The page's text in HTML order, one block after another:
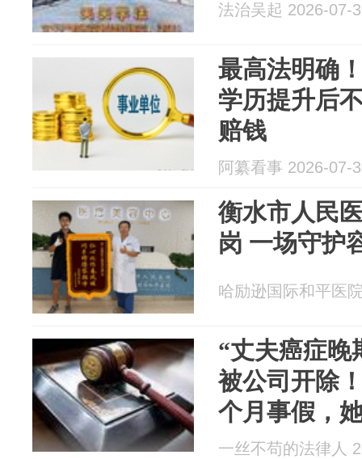
法治吴起 2026-07-
最高法明确
学历提升后
赔钱
阿纂看事 2026-07-
衡水市人民
岗 一场守护
哈励逊国际和平医
“丈夫癌症晚
被公司开除
个月事假，
结果来了！
一丝不苟的法律人